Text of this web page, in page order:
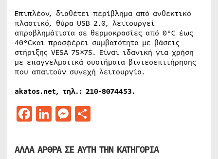
Επιπλέον, διαθέτει περίβλημα από ανθεκτικό
πλαστικό, θύρα USB 2.0, λειτουργεί
απροβλημάτιστα σε θερμοκρασίες από 0°C έως
40°Cκαι προσφέρει συμβατότητα με βάσεις
στήριξης VESA 75×75. Είναι ιδανική για χρήση
με επαγγελματικά συστήματα βιντεοεπιτήρησης
που απαιτούν συνεχή λειτουργία.
akatos.net, τηλ.: 210-8074453.
Facebook
LinkedIn
Messenger
ΑΛΛΑ ΑΡΘΡΑ ΣΕ ΑΥΤΗ ΤΗΝ ΚΑΤΗΓΟΡΙΑ